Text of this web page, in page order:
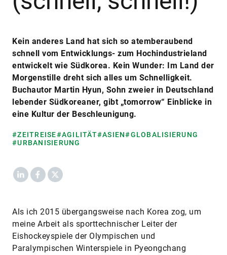
Kein anderes Land hat sich so atemberaubend
schnell vom Entwicklungs- zum Hochindustrieland
entwickelt wie Südkorea. Kein Wunder: Im Land der
Morgenstille dreht sich alles um Schnelligkeit.
Buchautor Martin Hyun, Sohn zweier in Deutschland
lebender Südkoreaner, gibt „tomorrow“ Einblicke in
eine Kultur der Beschleunigung.
#ZEITREISE#AGILITÄT#ASIEN#GLOBALISIERUNG
#URBANISIERUNG
LinkedInFacebook
X
​Als ich 2015 übergangsweise nach Korea zog, um
meine Arbeit als sporttechnischer Leiter der
Eishockeyspiele der Olympischen und
Paralympischen Winterspiele in Pyeongchang